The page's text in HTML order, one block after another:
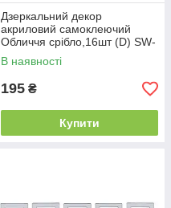
Дзеркальний декор
акриловий самоклеючий
Обличчя срібло,16шт (D) SW-
00002504
В наявності
195 ₴
Купити